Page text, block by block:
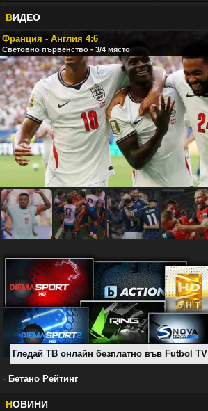
ВИДЕО
Франция - Англия 4:6
Световно първенство - 3/4 място
Гледай ТВ онлайн безплатно във Futbol TV
- Бетано Рейтинг
НОВИНИ